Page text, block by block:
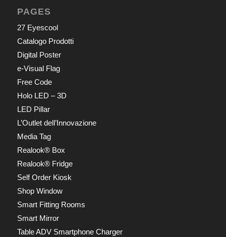
PAGES
27 Eyescool
Catalogo Prodotti
Digital Poster
e-Visual Flag
Free Code
Holo LED – 3D
LED Pillar
L’Outlet dell’Innovazione
Media Tag
Realook® Box
Realook® Fridge
Self Order Kiosk
Shop Window
Smart Fitting Rooms
Smart Mirror
Table ADV Smartphone Charger